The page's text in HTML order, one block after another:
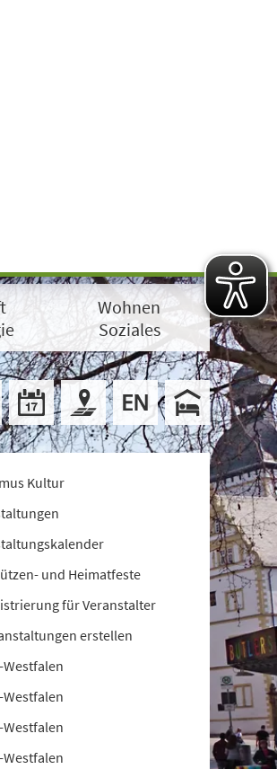
Wohnen
Soziales
Kultur
und Heimatfeste
für Veranstalter
erstellen
Westfalen
Westfalen
Westfalen
Westfalen